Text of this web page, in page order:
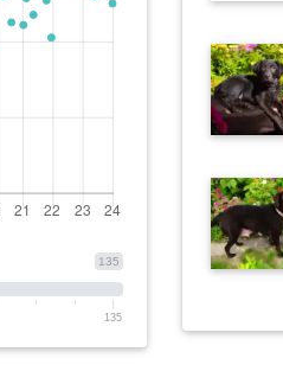
135
135